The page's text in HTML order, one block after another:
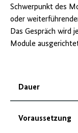
Schwerpunkt des
oder
Das Gespräch wird
Module
Dauer
Voraussetzung